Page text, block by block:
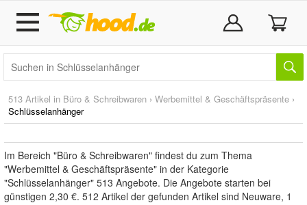
513 Artikel in Büro & Schreibwaren › Werbemittel & Geschäftspräsente ›
Schlüsselanhänger
Im Bereich "Büro & Schreibwaren" findest du zum Thema
"Werbemittel & Geschäftspräsente" in der Kategorie
"Schlüsselanhänger" 513 Angebote. Die Angebote starten bei
günstigen 2,30 €. 512 Artikel der gefunden Artikel sind Neuware, 1